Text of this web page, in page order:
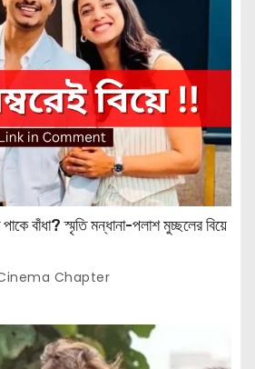
বাঁধা? স্মৃতি মন্ধানা-পলাশ মুচ্ছলের বিয়ে
Chapter